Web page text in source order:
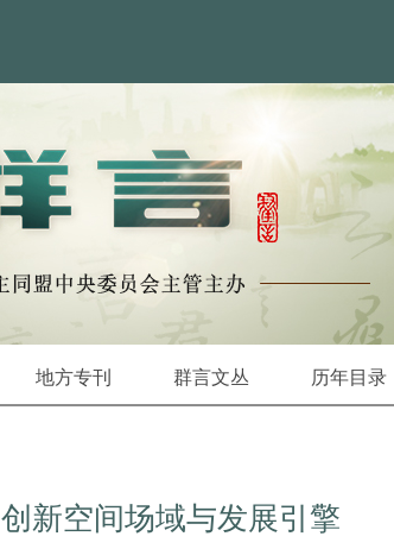
地方专刊 群言文丛 历年目录
新空间场域与发展引擎